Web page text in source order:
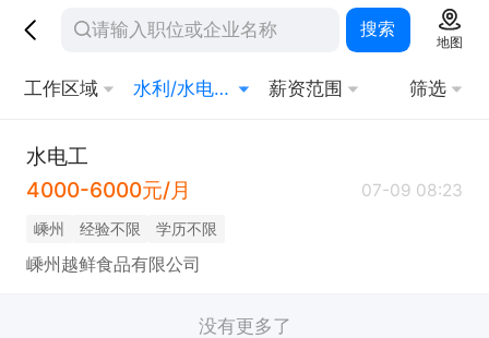
搜索
地图
工作区域 水利/水电工程师 薪资范围 筛选
水电工
4000-6000元/月
07-09 08:23
嵊州 经验不限 学历不限
嵊州越鲜食品有限公司
没有更多了